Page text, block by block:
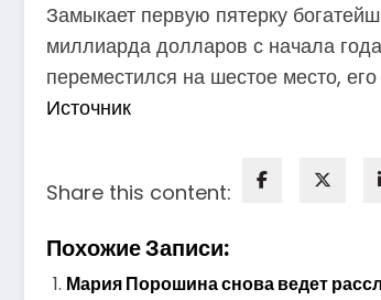
Замыкает первую пятерку
миллиарда долларов с начала
переместился на шестое место,
Источник
Share this content:
Похожие Записи:
Мария Порошина снова ведет